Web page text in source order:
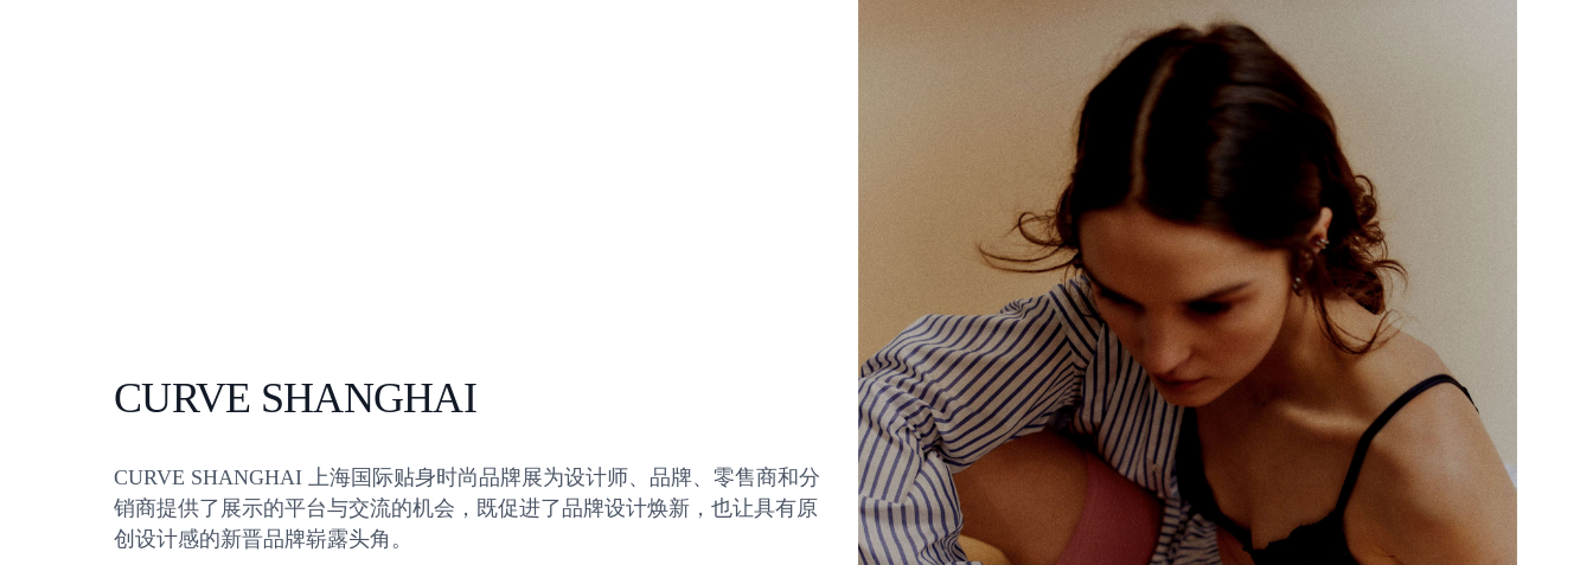
CURVE SHANGHAI
CURVE SHANGHAI 上海国际贴身时尚品牌展为设计师、品牌、零售商和分
销商提供了展示的平台与交流的机会，既促进了品牌设计焕新，也让具有原
创设计感的新晋品牌崭露头角。